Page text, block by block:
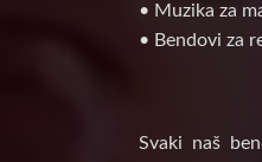
• Muzika za
• Bendovi za
Svaki naš